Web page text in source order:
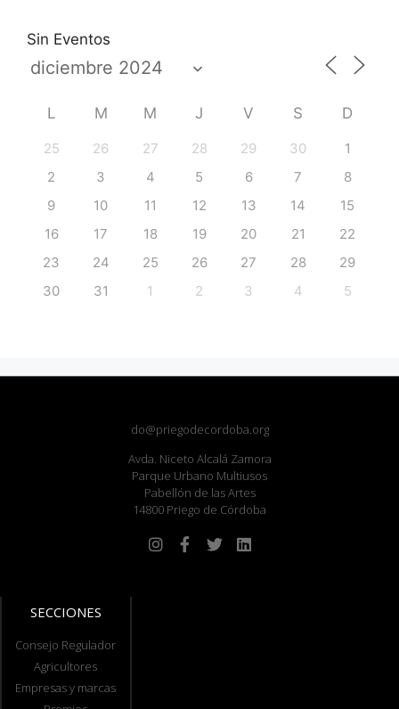
Sin Eventos
L M M J V S D
25 26 27 28 29 30
1
2
3 4 5 6 7
8
9
10 11 12 13 14
15
16
17 18 19 20 21
22
23
24 25 26 27 28
29
30
31 1 2 3 4 5
do@priegodecordoba.org
Avda. Niceto Alcalá Zamora
Parque Urbano Multiusos
Pabellón de las Artes
14800 Priego de Córdoba
SECCIONES
Consejo Regulador
Agricultores
Empresas y marcas